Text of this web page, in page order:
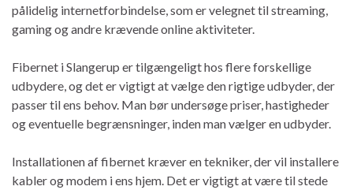
pålidelig internetforbindelse, som er velegnet til streaming,
gaming og andre krævende online aktiviteter.
Fibernet i Slangerup er tilgængeligt hos flere forskellige
udbydere, og det er vigtigt at vælge den rigtige udbyder, der
passer til ens behov. Man bør undersøge priser, hastigheder
og eventuelle begrænsninger, inden man vælger en udbyder.
Installationen af fibernet kræver en tekniker, der vil installere
kabler og modem i ens hjem. Det er vigtigt at være til stede